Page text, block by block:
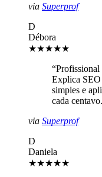
via Superprof
D
Débora
★★★★★
“Profissional
Explica
simples e
cada centavo.
via Superprof
D
Daniela
★★★★★